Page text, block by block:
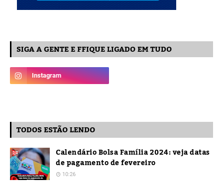
SIGA A GENTE E FFIQUE LIGADO EM TUDO
TODOS ESTÃO LENDO
Calendário Bolsa Família 2024: veja datas
de pagamento de fevereiro
10:26